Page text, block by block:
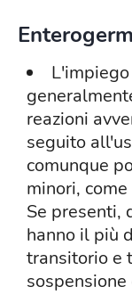
reazioni
seguito
comunque
minori,
Se presenti,
hanno il più
transitorio e